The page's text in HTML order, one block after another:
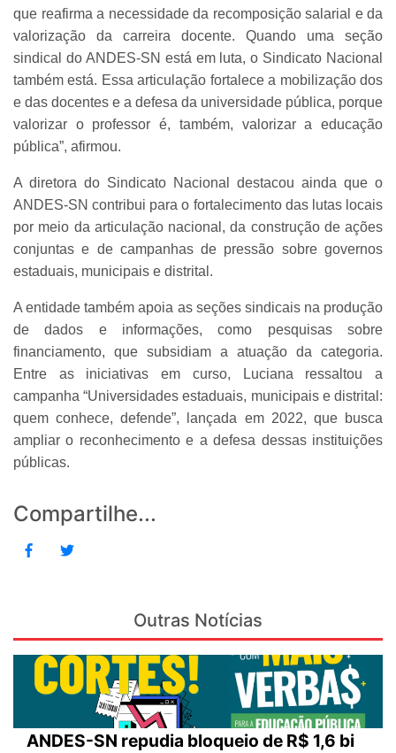
que reafirma a necessidade da recomposição salarial e da
valorização da carreira docente. Quando uma seção
sindical do ANDES-SN está em luta, o Sindicato Nacional
também está. Essa articulação fortalece a mobilização dos
e das docentes e a defesa da universidade pública, porque
valorizar o professor é, também, valorizar a educação
pública”, afirmou.
A diretora do Sindicato Nacional destacou ainda que o
ANDES-SN contribui para o fortalecimento das lutas locais
por meio da articulação nacional, da construção de ações
conjuntas e de campanhas de pressão sobre governos
estaduais, municipais e distrital.
A entidade também apoia as seções sindicais na produção
de dados e informações, como pesquisas sobre
financiamento, que subsidiam a atuação da categoria.
Entre as iniciativas em curso, Luciana ressaltou a
campanha “Universidades estaduais, municipais e distrital:
quem conhece, defende”, lançada em 2022, que busca
ampliar o reconhecimento e a defesa dessas instituições
públicas.
Compartilhe...
Outras Notícias
ANDES-SN repudia bloqueio de R$ 1,6 bi